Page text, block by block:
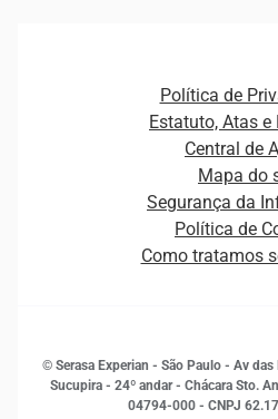
Plataformas e Motores de
Curso Gratuito de Saúde
Empreendedorismo
Estudos e Pesquisas
Inovação e Tecnologia
Leis e impostos
Distribuidores e representantes
Estrutura Organizacional
Sala de Imprensa
Política de
Estatuto, Atas e
Central de
Mapa do
Segurança da
Política de
Como tratamos
© Serasa Experian - São Paulo - Av
Sucupira - 24º andar - Chácara Sto.
04794-000 - CNPJ